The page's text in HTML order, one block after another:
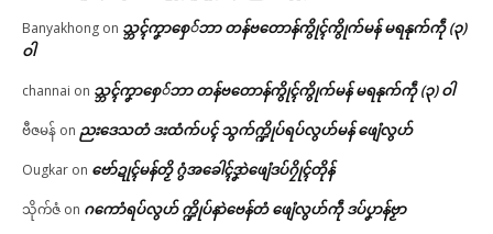
Banyakhong on သ္ဘၚ်ကၞာစှေ်ဘာ တန်ဗတောန်ကွိုၚ်ကွိုက်မန် မရနုက်ကဵု (၃)
ဝါ
channai on သ္ဘၚ်ကၞာစှေ်ဘာ တန်ဗတောန်ကွိုၚ်ကွိုက်မန် မရနုက်ကဵု (၃) ဝါ
ဗီဇမန် on ညးဒေသတံ ဒးထံက်ပၚ် သွက်က္ဍိုပ်ရပ်လွဟ်မန် ဖျေံလွဟ်
Ougkar on ဗော်ဍုၚ်မန်တၟိ ဂွံအခေါၚ်ဒၞာဲဖျေံဒပ်ဂၠိုၚ်တိုန်
သိုက်ဇံ on ဂကောံရပ်လွဟ် က္ဍိုပ်နာဲဗေန်တံ ဖျေံလွဟ်ကဵု ဒပ်ပၞာန်ဗၟာ